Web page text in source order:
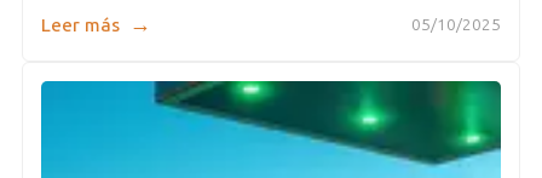
05/10/2025
Leer más →